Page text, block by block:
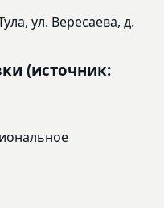
ул. Вересаева, д.
(источник: